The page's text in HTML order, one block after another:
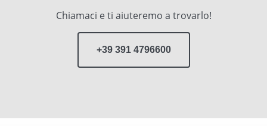
Chiamaci e ti aiuteremo a trovarlo!
+39 391 4796600